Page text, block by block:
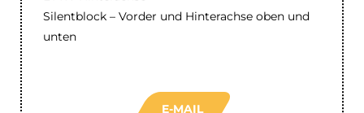
Silentblock – Vorder und Hinterachse oben und
unten
E-MAIL